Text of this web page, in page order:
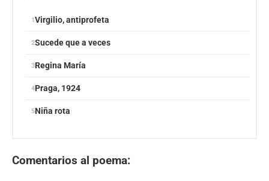
Virgilio, antiprofeta
Sucede que a veces
Regina María
Praga, 1924
Niña rota
Comentarios al poema: